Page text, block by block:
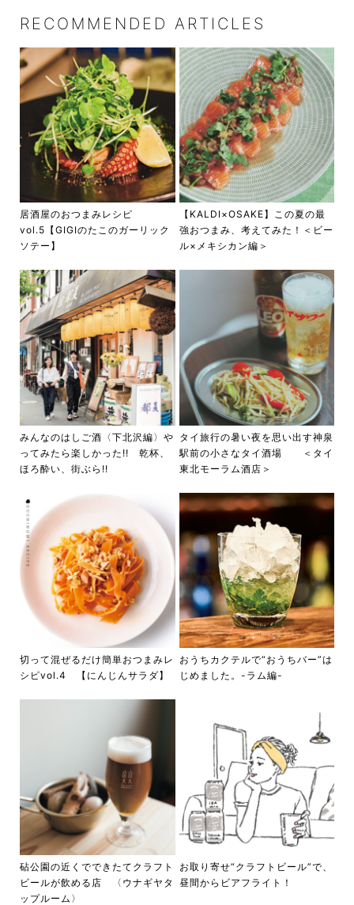
RECOMMENDED ARTICLES
居酒屋のおつまみレシピ
vol.5【GIGIのたこのガーリック
ソテー】
【KALDI×OSAKE】この夏の最
強おつまみ、考えてみた！＜ビー
ル×メキシカン編＞
みんなのはしご酒〈下北沢編〉や
ってみたら楽しかった!! 乾杯、
ほろ酔い、街ぶら!!
タイ旅行の暑い夜を思い出す神泉
駅前の小さなタイ酒場 ＜タイ
東北モーラム酒店＞
切って混ぜるだけ簡単おつまみレ
シピvol.4 【にんじんサラダ】
おうちカクテルで“おうちバー”は
じめました。-ラム編-
砧公園の近くでできたてクラフト
ビールが飲める店 〈ウナギヤタ
ップルーム〉
お取り寄せ“クラフトビール”で、
昼間からビアフライト！